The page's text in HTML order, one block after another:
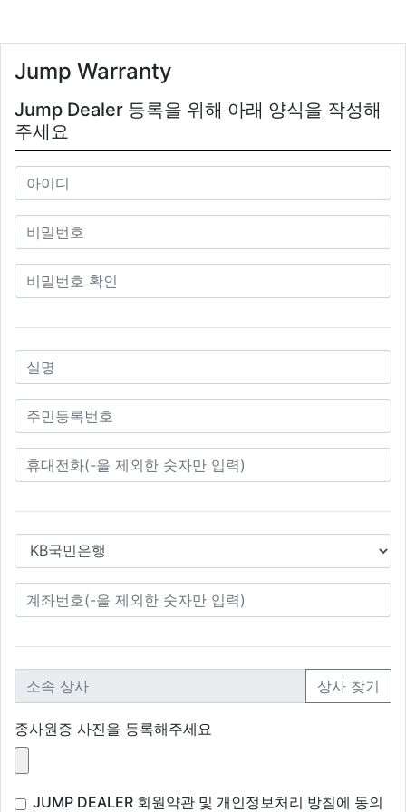
Jump Warranty
Jump Dealer 등록을 위해 아래 양식을 작성해
주세요
아이디
비밀번호
비밀번호 확인
이름
주민등록번호
휴대전화번호
은행
계좌번호
소속 상사 찾기
종사원증 사진을 등록해주세요
JUMP DEALER 회원약관 및 개인정보처리 방침에 동의